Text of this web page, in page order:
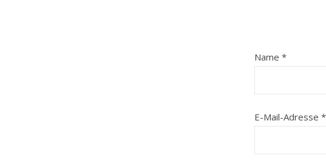
Name *
E-Mail-Adresse *